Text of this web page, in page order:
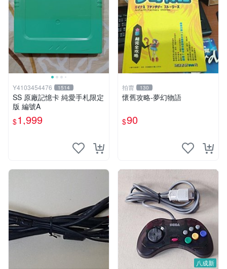
Y4103454476 1514
SS 原廠記憶卡 純愛手札限定
版 編號A
$1,999
拍賣 130
懷舊攻略-夢幻物語
$90
八成新